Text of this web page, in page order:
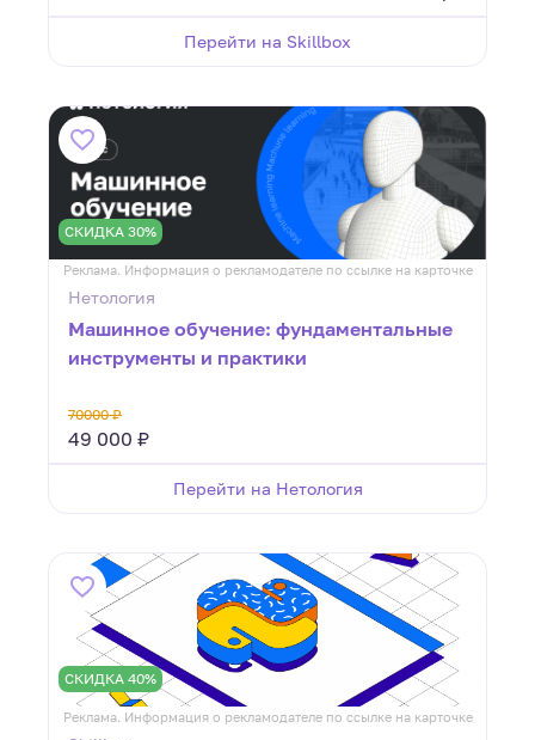
Перейти на Skillbox
СКИДКА 30%
Реклама. Информация о рекламодателе по ссылке на карточке
Нетология
Машинное обучение: фундаментальные
инструменты и практики
70000 ₽
49 000 ₽
Перейти на Нетология
СКИДКА 40%
Реклама. Информация о рекламодателе по ссылке на карточке